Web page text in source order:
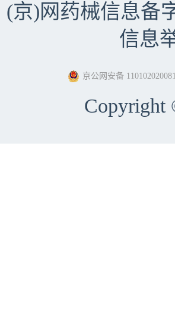
(京)网药械信息备
信息
京公网安备
Copyright